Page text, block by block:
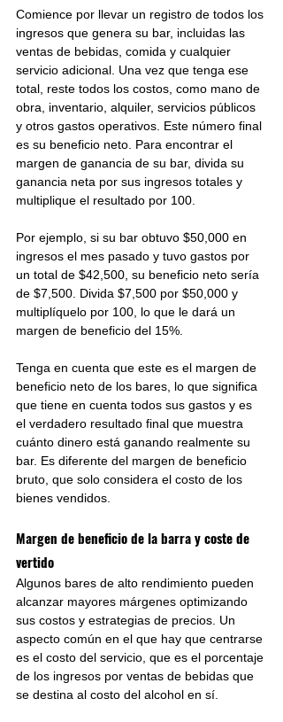
Comience por llevar un registro de todos los
ingresos que genera su bar, incluidas las
ventas de bebidas, comida y cualquier
servicio adicional. Una vez que tenga ese
total, reste todos los costos, como mano de
obra, inventario, alquiler, servicios públicos
y otros gastos operativos. Este número final
es su beneficio neto. Para encontrar el
margen de ganancia de su bar, divida su
ganancia neta por sus ingresos totales y
multiplique el resultado por 100.
Por ejemplo, si su bar obtuvo $50,000 en
ingresos el mes pasado y tuvo gastos por
un total de $42,500, su beneficio neto sería
de $7,500. Divida $7,500 por $50,000 y
multiplíquelo por 100, lo que le dará un
margen de beneficio del 15%.
Tenga en cuenta que este es el margen de
beneficio neto de los bares, lo que significa
que tiene en cuenta todos sus gastos y es
el verdadero resultado final que muestra
cuánto dinero está ganando realmente su
bar. Es diferente del margen de beneficio
bruto, que solo considera el costo de los
bienes vendidos.
Margen de beneficio de la barra y coste de
vertido
Algunos bares de alto rendimiento pueden
alcanzar mayores márgenes optimizando
sus costos y estrategias de precios. Un
aspecto común en el que hay que centrarse
es el costo del servicio, que es el porcentaje
de los ingresos por ventas de bebidas que
se destina al costo del alcohol en sí.